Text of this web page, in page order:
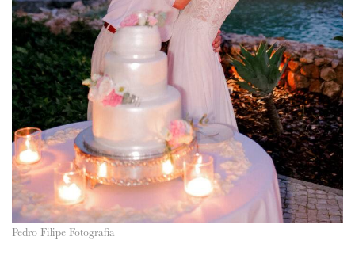
Pedro Filipe Fotografia